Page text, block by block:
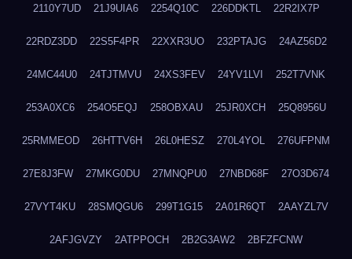
2110Y7UD 21J9UIA6 2254Q10C 226DDKTL 22R2IX7P
22RDZ3DD 22S5F4PR 22XXR3UO 232PTAJG 24AZ56D2
24MC44U0 24TJTMVU 24XS3FEV 24YV1LVI 252T7VNK
253A0XC6 254O5EQJ 258OBXAU 25JR0XCH 25Q8956U
25RMMEOD 26HTTV6H 26L0HESZ 270L4YOL 276UFPNM
27E8J3FW 27MKG0DU 27MNQPU0 27NBD68F 27O3D674
27VYT4KU 28SMQGU6 299T1G15 2A01R6QT 2AAYZL7V
2AFJGVZY 2ATPPOCH 2B2G3AW2 2BFZFCNW